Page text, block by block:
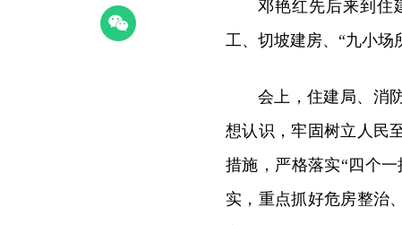
邓艳红先后来到住
工、切坡建房、“九小场
会上，住建局、消
想认识，牢固树立人民
措施，严格落实“四个
实，重点抓好危房整治